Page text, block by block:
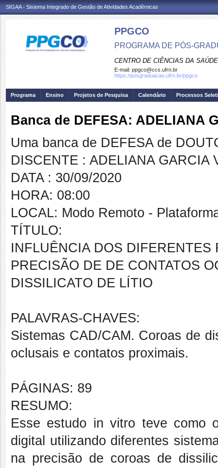
SIGAA - Sistema Integrado de Gestão de Atividades Acadêmicas
PPGCO
PROGRAMA DE PÓS-
CENTRO DE CIÊNCIAS DA SAÚDE
E-mail: ppgco@ccs.ufrn.br
https://posgraduacao.ufrn.br/ppgco
Programa Ensino Projetos de Pesquisa Calendário Processos
Banca de DEFESA: ADELIANA
Uma banca de DEFESA de
DISCENTE : ADELIANA GARCIA
DATA : 30/09/2020
HORA: 08:00
LOCAL: Modo Remoto -
TÍTULO:
INFLUÊNCIA DOS
PRECISÃO DE DE CONTATOS
DISSILICATO DE LÍTIO
PALAVRAS-CHAVES:
Sistemas CAD/CAM. Coroas de
oclusais e contatos proximais.
PÁGINAS: 89
RESUMO:
Esse estudo in vitro teve como
digital utilizando diferentes
na precisão de coroas de